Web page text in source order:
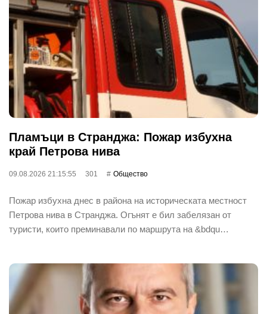
Пламъци в Странджа: Пожар избухна
край Петрова нива
09.08.2026 21:15:55 301 Общество
Пожар избухна днес в района на историческата местност
Петрова нива в Странджа. Огънят е бил забелязан от
туристи, които преминавали по маршрута на &bdqu…